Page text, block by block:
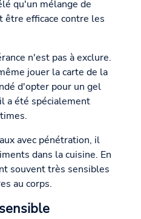
qu'un mélange de
être efficace contre les
n'est pas à exclure.
jouer la carte de la
d'opter pour un gel
a été spécialement
avec pénétration, il
dans la cuisine. En
souvent très sensibles
au corps.